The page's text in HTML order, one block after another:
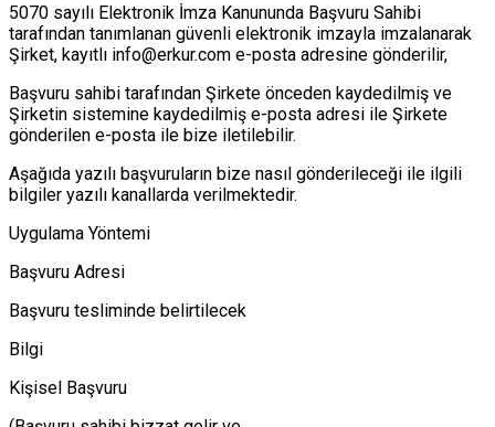
5070 sayılı Elektronik İmza Kanununda Başvuru Sahibi
tarafından tanımlanan güvenli elektronik imzayla imzalanarak
Şirket, kayıtlı info@erkur.com e-posta adresine gönderilir,
Başvuru sahibi tarafından Şirkete önceden kaydedilmiş ve
Şirketin sistemine kaydedilmiş e-posta adresi ile Şirkete
gönderilen e-posta ile bize iletilebilir.
Aşağıda yazılı başvuruların bize nasıl gönderileceği ile ilgili
bilgiler yazılı kanallarda verilmektedir.
Uygulama Yöntemi
Başvuru Adresi
Başvuru tesliminde belirtilecek
Bilgi
Kişisel Başvuru